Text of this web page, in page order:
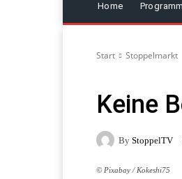
Home Programm
Start Stoppelmarkt
Keine
By StoppelTV
© Pixabay / Kokeshi75